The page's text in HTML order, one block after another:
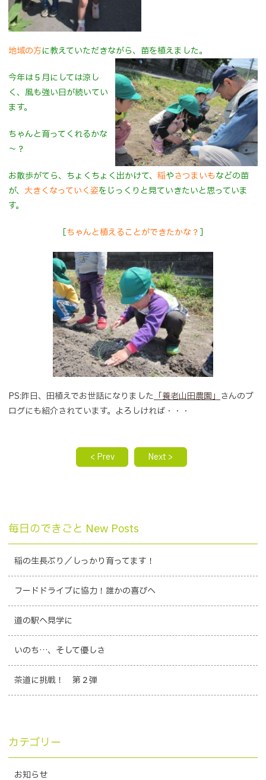
地域の方に教えていただきながら、苗を植えました。
今年は５月にしては涼し
く、風も強い日が続いてい
ます。
ちゃんと育ってくれるかな
～？
お散歩がてら、ちょくちょく出かけて、 稲やさつまいもなどの苗
が、 大きくなっていく姿をじっくりと見ていきたいと思っていま
す。
［ちゃんと植えることができたかな？］
PS:昨日、田植えでお世話になりました「養老山田農園」さんのブ
ログにも紹介されています。よろしければ・・・
< Prev Next >
毎日のできごと New Posts
稲の生長ぶり／しっかり育ってます！
フードドライブに協力！誰かの喜びへ
道の駅へ見学に
いのち…、そして優しさ
茶道に挑戦！ 第２弾
カテゴリー
お知らせ